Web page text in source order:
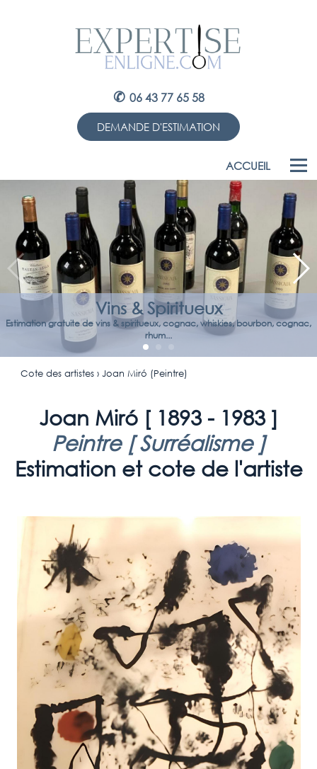
✆ 06 43 77 65 58
DEMANDE D'ESTIMATION
ACCUEIL
Vins & Spiritueux
Estimation gratuite de vins & spiritueux, cognac, whiskies, bourbon, cognac,
rhum...
Cote des artistes› Joan Miró (Peintre)
Joan Miró [ 1893 - 1983]
Peintre [Surréalisme]
Estimation et cote de l'artiste